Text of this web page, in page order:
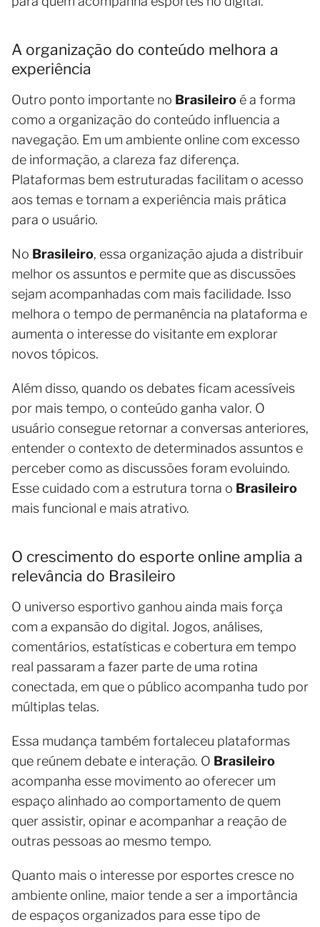
A organização do conteúdo melhora a
experiência
Outro ponto importante no Brasileiro é a forma
como a organização do conteúdo influencia a
navegação. Em um ambiente online com excesso
de informação, a clareza faz diferença.
Plataformas bem estruturadas facilitam o acesso
aos temas e tornam a experiência mais prática
para o usuário.
No Brasileiro, essa organização ajuda a distribuir
melhor os assuntos e permite que as discussões
sejam acompanhadas com mais facilidade. Isso
melhora o tempo de permanência na plataforma e
aumenta o interesse do visitante em explorar
novos tópicos.
Além disso, quando os debates ficam acessíveis
por mais tempo, o conteúdo ganha valor. O
usuário consegue retornar a conversas anteriores,
entender o contexto de determinados assuntos e
perceber como as discussões foram evoluindo.
Esse cuidado com a estrutura torna o Brasileiro
mais funcional e mais atrativo.
O crescimento do esporte online amplia a
relevância do Brasileiro
O universo esportivo ganhou ainda mais força
com a expansão do digital. Jogos, análises,
comentários, estatísticas e cobertura em tempo
real passaram a fazer parte de uma rotina
conectada, em que o público acompanha tudo por
múltiplas telas.
Essa mudança também fortaleceu plataformas
que reúnem debate e interação. O Brasileiro
acompanha esse movimento ao oferecer um
espaço alinhado ao comportamento de quem
quer assistir, opinar e acompanhar a reação de
outras pessoas ao mesmo tempo.
Quanto mais o interesse por esportes cresce no
ambiente online, maior tende a ser a importância
de espaços organizados para esse tipo de